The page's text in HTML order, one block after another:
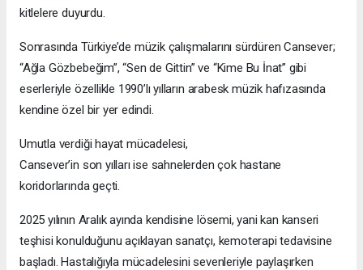
kitlelere duyurdu.
Sonrasında Türkiye’de müzik çalışmalarını sürdüren Cansever;
“Ağla Gözbebeğim”, “Sen de Gittin” ve “Kime Bu İnat” gibi
eserleriyle özellikle 1990’lı yılların arabesk müzik hafızasında
kendine özel bir yer edindi.
Umutla verdiği hayat mücadelesi,
Cansever’in son yılları ise sahnelerden çok hastane
koridorlarında geçti.
2025 yılının Aralık ayında kendisine lösemi, yani kan kanseri
teşhisi konulduğunu açıklayan sanatçı, kemoterapi tedavisine
başladı. Hastalığıyla mücadelesini sevenleriyle paylaşırken